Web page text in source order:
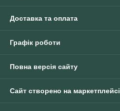
Доставка та оплата
Графік роботи
Повна версія сайту
Сайт створено на маркетплейсі